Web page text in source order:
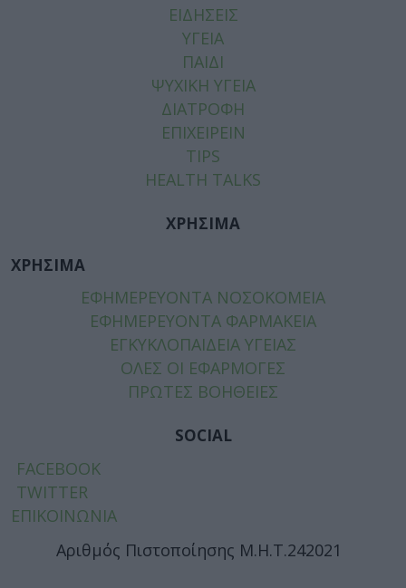
ΕΙΔΗΣΕΙΣ
ΥΓΕΙΑ
ΠΑΙΔΙ
ΨΥΧΙΚΗ ΥΓΕΙΑ
ΔΙΑΤΡΟΦΗ
ΕΠΙΧΕΙΡΕΙΝ
TIPS
HEALTH TALKS
ΧΡΗΣΙΜΑ
ΧΡΗΣΙΜΑ
ΕΦΗΜΕΡΕΥΟΝΤΑ ΝΟΣΟΚΟΜΕΙΑ
ΕΦΗΜΕΡΕΥΟΝΤΑ ΦΑΡΜΑΚΕΙΑ
ΕΓΚΥΚΛΟΠΑΙΔΕΙΑ ΥΓΕΙΑΣ
ΟΛΕΣ ΟΙ ΕΦΑΡΜΟΓΕΣ
ΠΡΩΤΕΣ ΒΟΗΘΕΙΕΣ
SOCIAL
FACEBOOK
TWITTER
ΕΠΙΚΟΙΝΩΝΙΑ
Αριθμός Πιστοποίησης Μ.Η.Τ.242021